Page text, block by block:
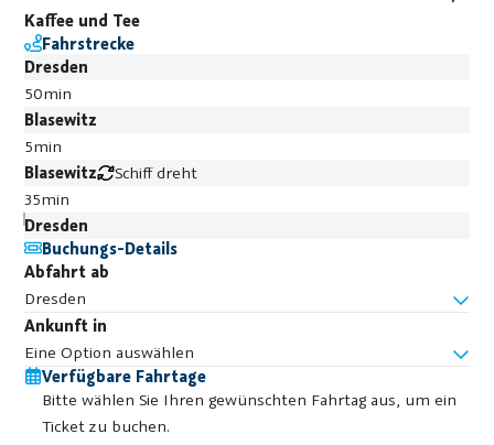
Kaffee und Tee
Fahrstrecke
Dresden
50min
Blasewitz
5min
Blasewitz
Schiff dreht
35min
Dresden
Buchungs-Details
Abfahrt ab
Dresden
Ankunft in
Eine Option auswählen
Verfügbare Fahrtage
Bitte wählen Sie Ihren gewünschten Fahrtag aus, um ein
Ticket zu buchen.